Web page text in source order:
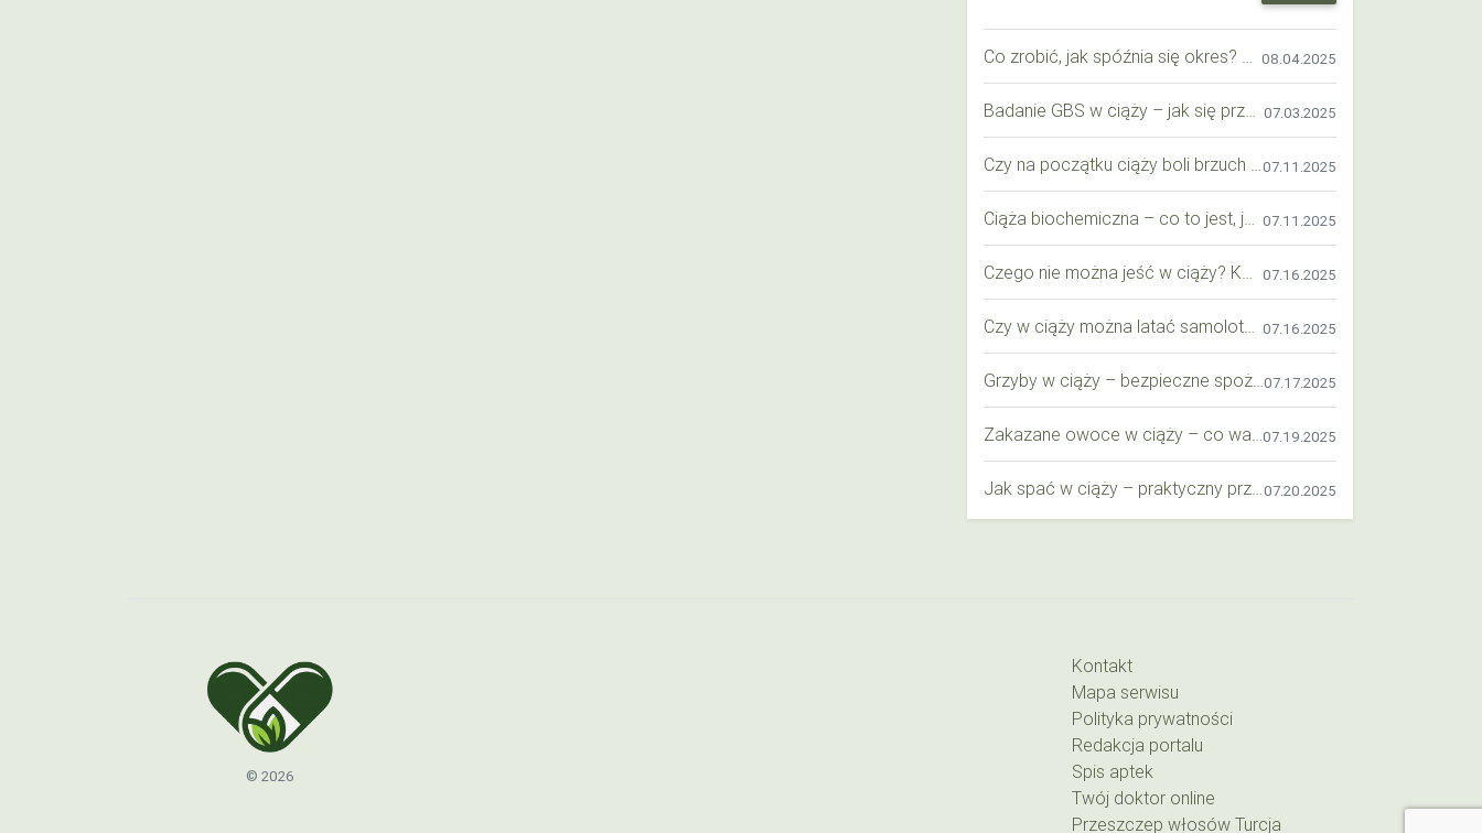
08.04.2025
07.03.2025
07.11.2025
07.11.2025
07.16.2025
07.16.2025
07.17.2025
07.19.2025
07.20.2025
© 2026
Kontakt
Mapa serwisu
Polityka prywatności
Redakcja portalu
Spis aptek
Twój doktor online
Przeszczep włosów Turcja